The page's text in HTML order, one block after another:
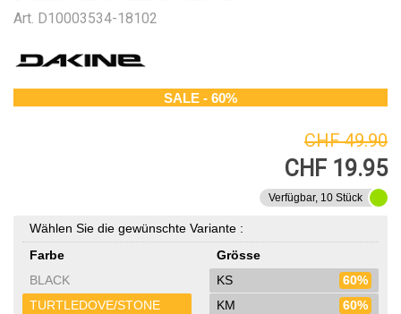
Art. D10003534-18102
SALE - 60%
CHF 49.90
CHF 19.95
Verfügbar, 10 Stück
Wählen Sie die gewünschte Variante :
Farbe
BLACK
TURTLEDOVE/STONE
Grösse
KS
60%
KM
60%